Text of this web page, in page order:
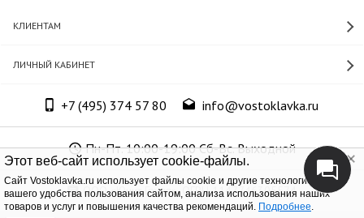
Этот веб-сайт использует cookie-файлы.
Cайт Vostoklavka.ru использует файлы cookie и другие технологии для
вашего удобства пользования сайтом, анализа использования наших
товаров и услуг и повышения качества рекомендаций. Подробнее.
КЛИЕНТАМ
ЛИЧНЫЙ КАБИНЕТ
+7 (495) 374 57 80 info@vostoklavka.ru
Пн-Пт. 10:00-19:00 Сб-Вс. Выходной
ООО «Юнит Групп», ОГРН 1147746305574